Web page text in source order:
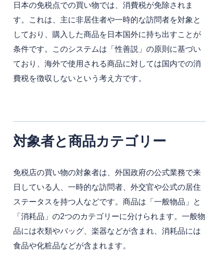
日本の免税点での買い物では、消費税が免除されま
す。これは、主に非居住者や一時的な訪問者を対象と
しており、購入した商品を日本国外に持ち出すことが
条件です。このシステムは「性善説」の原則に基づい
ており、海外で使用される商品に対しては国内での消
費税を徴収しないという考え方です。
対象者と商品カテゴリー
免税店の買い物の対象者は、外国政府の公式業務で来
日している人、一時的な訪問者、外交官や公式の居住
ステータスを持つ人などです。商品は「一般物品」と
「消耗品」の2つのカテゴリーに分けられます。一般物
品には衣類やバッグ、楽器などが含まれ、消耗品には
食品や化粧品などが含まれます。